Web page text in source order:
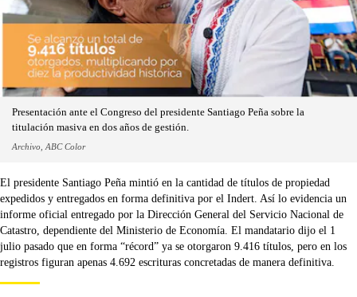
Presentación ante el Congreso del presidente Santiago Peña sobre la
titulación masiva en dos años de gestión.
Archivo, ABC Color
El presidente Santiago Peña mintió en la cantidad de títulos de propiedad
expedidos y entregados en forma definitiva por el Indert. Así lo evidencia un
informe oficial entregado por la Dirección General del Servicio Nacional de
Catastro, dependiente del Ministerio de Economía. El mandatario dijo el 1
julio pasado que en forma “récord” ya se otorgaron 9.416 títulos, pero en los
registros figuran apenas 4.692 escrituras concretadas de manera definitiva.